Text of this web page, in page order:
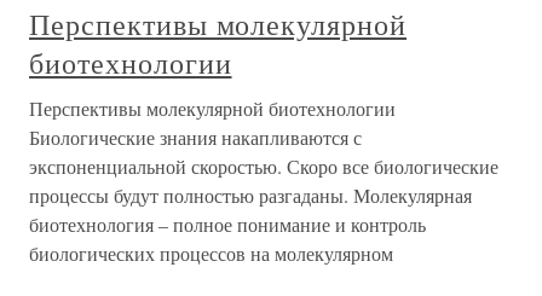
Перспективы молекулярной
биотехнологии
Перспективы молекулярной биотехнологии
Биологические знания накапливаются с
экспоненциальной скоростью. Скоро все биологические
процессы будут полностью разгаданы. Молекулярная
биотехнология – полное понимание и контроль
биологических процессов на молекулярном